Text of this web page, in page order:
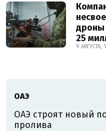
дроны
25
9 АВГУСТА,
ОАЭ
ОАЭ строят новый
пролива